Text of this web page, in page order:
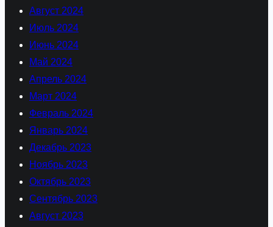
Август 2024
Июль 2024
Июнь 2024
Май 2024
Апрель 2024
Март 2024
Февраль 2024
Январь 2024
Декабрь 2023
Ноябрь 2023
Октябрь 2023
Сентябрь 2023
Август 2023